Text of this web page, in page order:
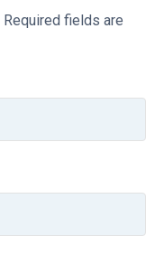
Required fields are